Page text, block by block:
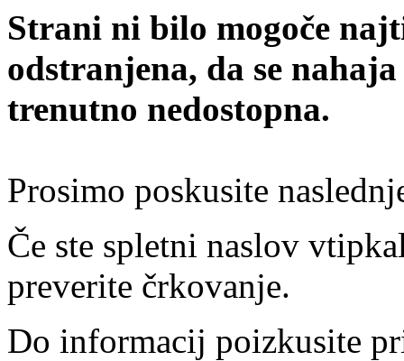
Strani ni bilo mogoče
odstranjena, da se
trenutno nedostopna.
Prosimo poskusite
Če ste spletni naslov
preverite črkovanje.
Do informacij poizkusite